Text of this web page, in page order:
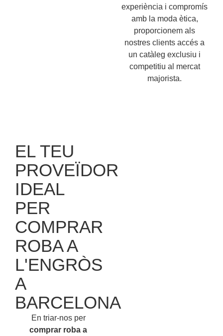
experiència i compromís
amb la moda ètica,
proporcionem als
nostres clients accés a
un catàleg exclusiu i
competitiu al mercat
majorista.
EL TEU
PROVEÏDOR
IDEAL
PER
COMPRAR
ROBA A
L'ENGRÒS
A
BARCELONA
En triar-nos per
comprar roba a